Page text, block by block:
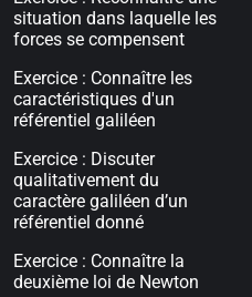
situation dans laquelle les
forces se compensent
Exercice : Connaître les
caractéristiques d'un
référentiel galiléen
Exercice : Discuter
qualitativement du
caractère galiléen d’un
référentiel donné
Exercice : Connaître la
deuxième loi de Newton